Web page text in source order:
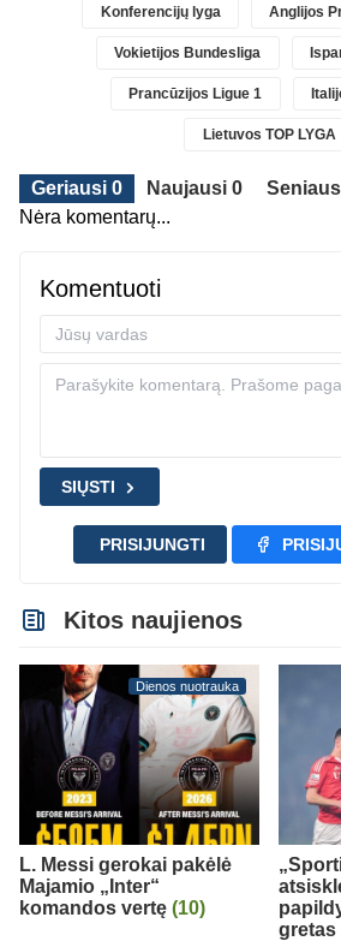
Konferencijų lyga Anglijos
Vokietijos Bundesliga
Prancūzijos Ligue 1
Lietuvos TOP LYGA
Geriausi 0 Naujausi 0
Nėra komentarų...
Komentuoti
SIŲSTI
PRISIJUNGTI
Kitos naujienos
Dienos nuotrauka
L. Messi gerokai pakėlė
Majamio „Inter“
komandos vertę (10)
gretas